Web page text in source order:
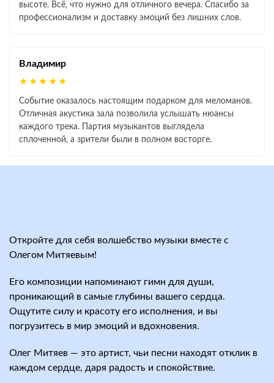
высоте. Всё, что нужно для отличного вечера. Спасибо за
профессионализм и доставку эмоций без лишних слов.
Владимир
★★★★★
Событие оказалось настоящим подарком для меломанов.
Отличная акустика зала позволила услышать нюансы
каждого трека. Партия музыкантов выглядела
сплоченной, а зрители были в полном восторге.
Откройте для себя волшебство музыки вместе с
Олегом Митяевым!
Его композиции напоминают гимн для души,
проникающий в самые глубины вашего сердца.
Ощутите силу и красоту его исполнения, и вы
погрузитесь в мир эмоций и вдохновения.
Олег Митяев — это артист, чьи песни находят отклик в
каждом сердце, даря радость и спокойствие.